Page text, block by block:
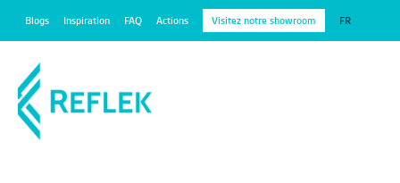
Blogs Inspiration FAQ Actions Visitez notre showroom FR